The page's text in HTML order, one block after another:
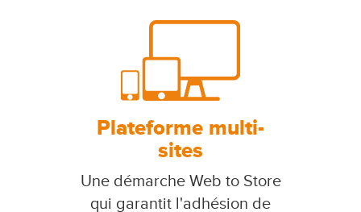
Plateforme multi-
sites
Une démarche Web to Store
qui garantit l'adhésion de